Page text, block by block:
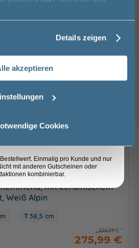
Details zeigen
akzeptieren
Cookies
Urinal / Absaug-
mit keramischem
Weiß Alpin
38,5 cm
496,23 €
275,99 €
Anmelden
Einmalig pro Kunde und nur
mit anderen Gutscheinen oder
kombinierbar.